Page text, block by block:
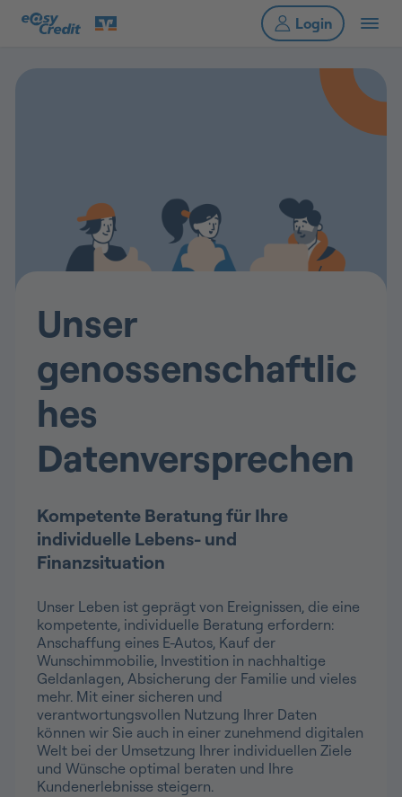
Unser
genossenschaftlic
hes
Datenversprechen
Kompetente Beratung für Ihre
individuelle Lebens- und
Finanzsituation
Unser Leben ist geprägt von Ereignissen, die eine
kompetente, individuelle Beratung erfordern:
Anschaffung eines E-Autos, Kauf der
Wunschimmobilie, Investition in nachhaltige
Geldanlagen, Absicherung der Familie und vieles
mehr. Mit einer sicheren und
verantwortungsvollen Nutzung Ihrer Daten
können wir Sie auch in einer zunehmend digitalen
Welt bei der Umsetzung Ihrer individuellen Ziele
und Wünsche optimal beraten und Ihre
Kundenerlebnisse steigern.